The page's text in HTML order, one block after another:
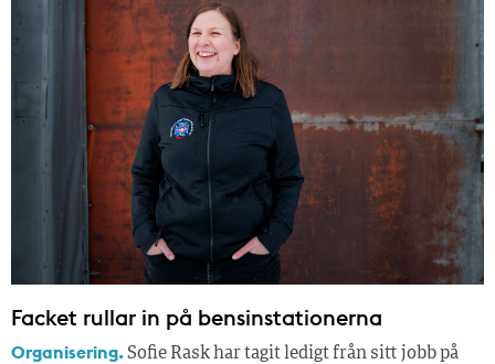
Facket rullar in på bensinstationerna
Organisering.Sofie Rask har tagit ledigt från sitt jobb på